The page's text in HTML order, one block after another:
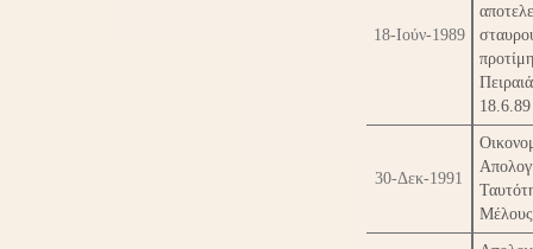
18-Ιούν-1989
18.6.89
30-Δεκ-1991